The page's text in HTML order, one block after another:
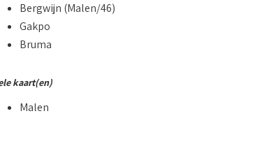
Bergwijn (Malen/46)
Gakpo
Bruma
kaart(en)
Malen